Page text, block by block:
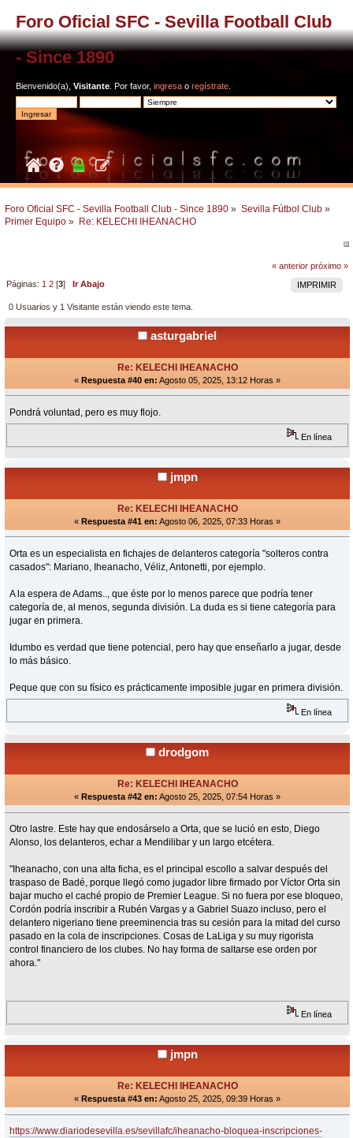
Foro Oficial SFC - Sevilla Football Club
- Since 1890
Bienvenido(a), Visitante . Por favor, ingresa o regístrate
Foro Oficial SFC - Sevilla Football Club - Since 1890 » Sevilla Fútbol Club »
Primer Equipo » Re: KELECHI IHEANACHO
« anterior próximo »
IMPRIMIR
Páginas: 1 2 [3]Ir Abajo
0 Usuarios y 1 Visitante están viendo este tema.
asturgabriel
Re: KELECHI IHEANACHO
« Respuesta #40 en: Agosto 05, 2025, 13:12 Horas »
Pondrá voluntad, pero es muy flojo.
En línea
jmpn
Re: KELECHI IHEANACHO
« Respuesta #41 en: Agosto 06, 2025, 07:33 Horas »
Orta es un especialista en fichajes de delanteros categoría "solteros contra
casados": Mariano, Iheanacho, Véliz, Antonetti, por ejemplo.
A la espera de Adams.., que éste por lo menos parece que podría tener
categoría de, al menos, segunda división. La duda es si tiene categoría para
jugar en primera.
Idumbo es verdad que tiene potencial, pero hay que enseñarlo a jugar, desde
lo más básico.
Peque que con su físico es prácticamente imposible jugar en primera división.
En línea
drodgom
Re: KELECHI IHEANACHO
« Respuesta #42 en: Agosto 25, 2025, 07:54 Horas »
Otro lastre. Este hay que endosárselo a Orta, que se lució en esto, Diego
Alonso, los delanteros, echar a Mendilibar y un largo etcétera.
"Iheanacho, con una alta ficha, es el principal escollo a salvar después del
traspaso de Badé, porque llegó como jugador libre firmado por Víctor Orta sin
bajar mucho el caché propio de Premier League. Si no fuera por ese bloqueo,
Cordón podría inscribir a Rubén Vargas y a Gabriel Suazo incluso, pero el
delantero nigeriano tiene preeminencia tras su cesión para la mitad del curso
pasado en la cola de inscripciones. Cosas de LaLiga y su muy rigorista
control financiero de los clubes. No hay forma de saltarse ese orden por
ahora."
En línea
jmpn
Re: KELECHI IHEANACHO
« Respuesta #43 en: Agosto 25, 2025, 09:39 Horas »
https://www.diariodesevilla.es/sevillafc/iheanacho-bloquea-inscripciones-